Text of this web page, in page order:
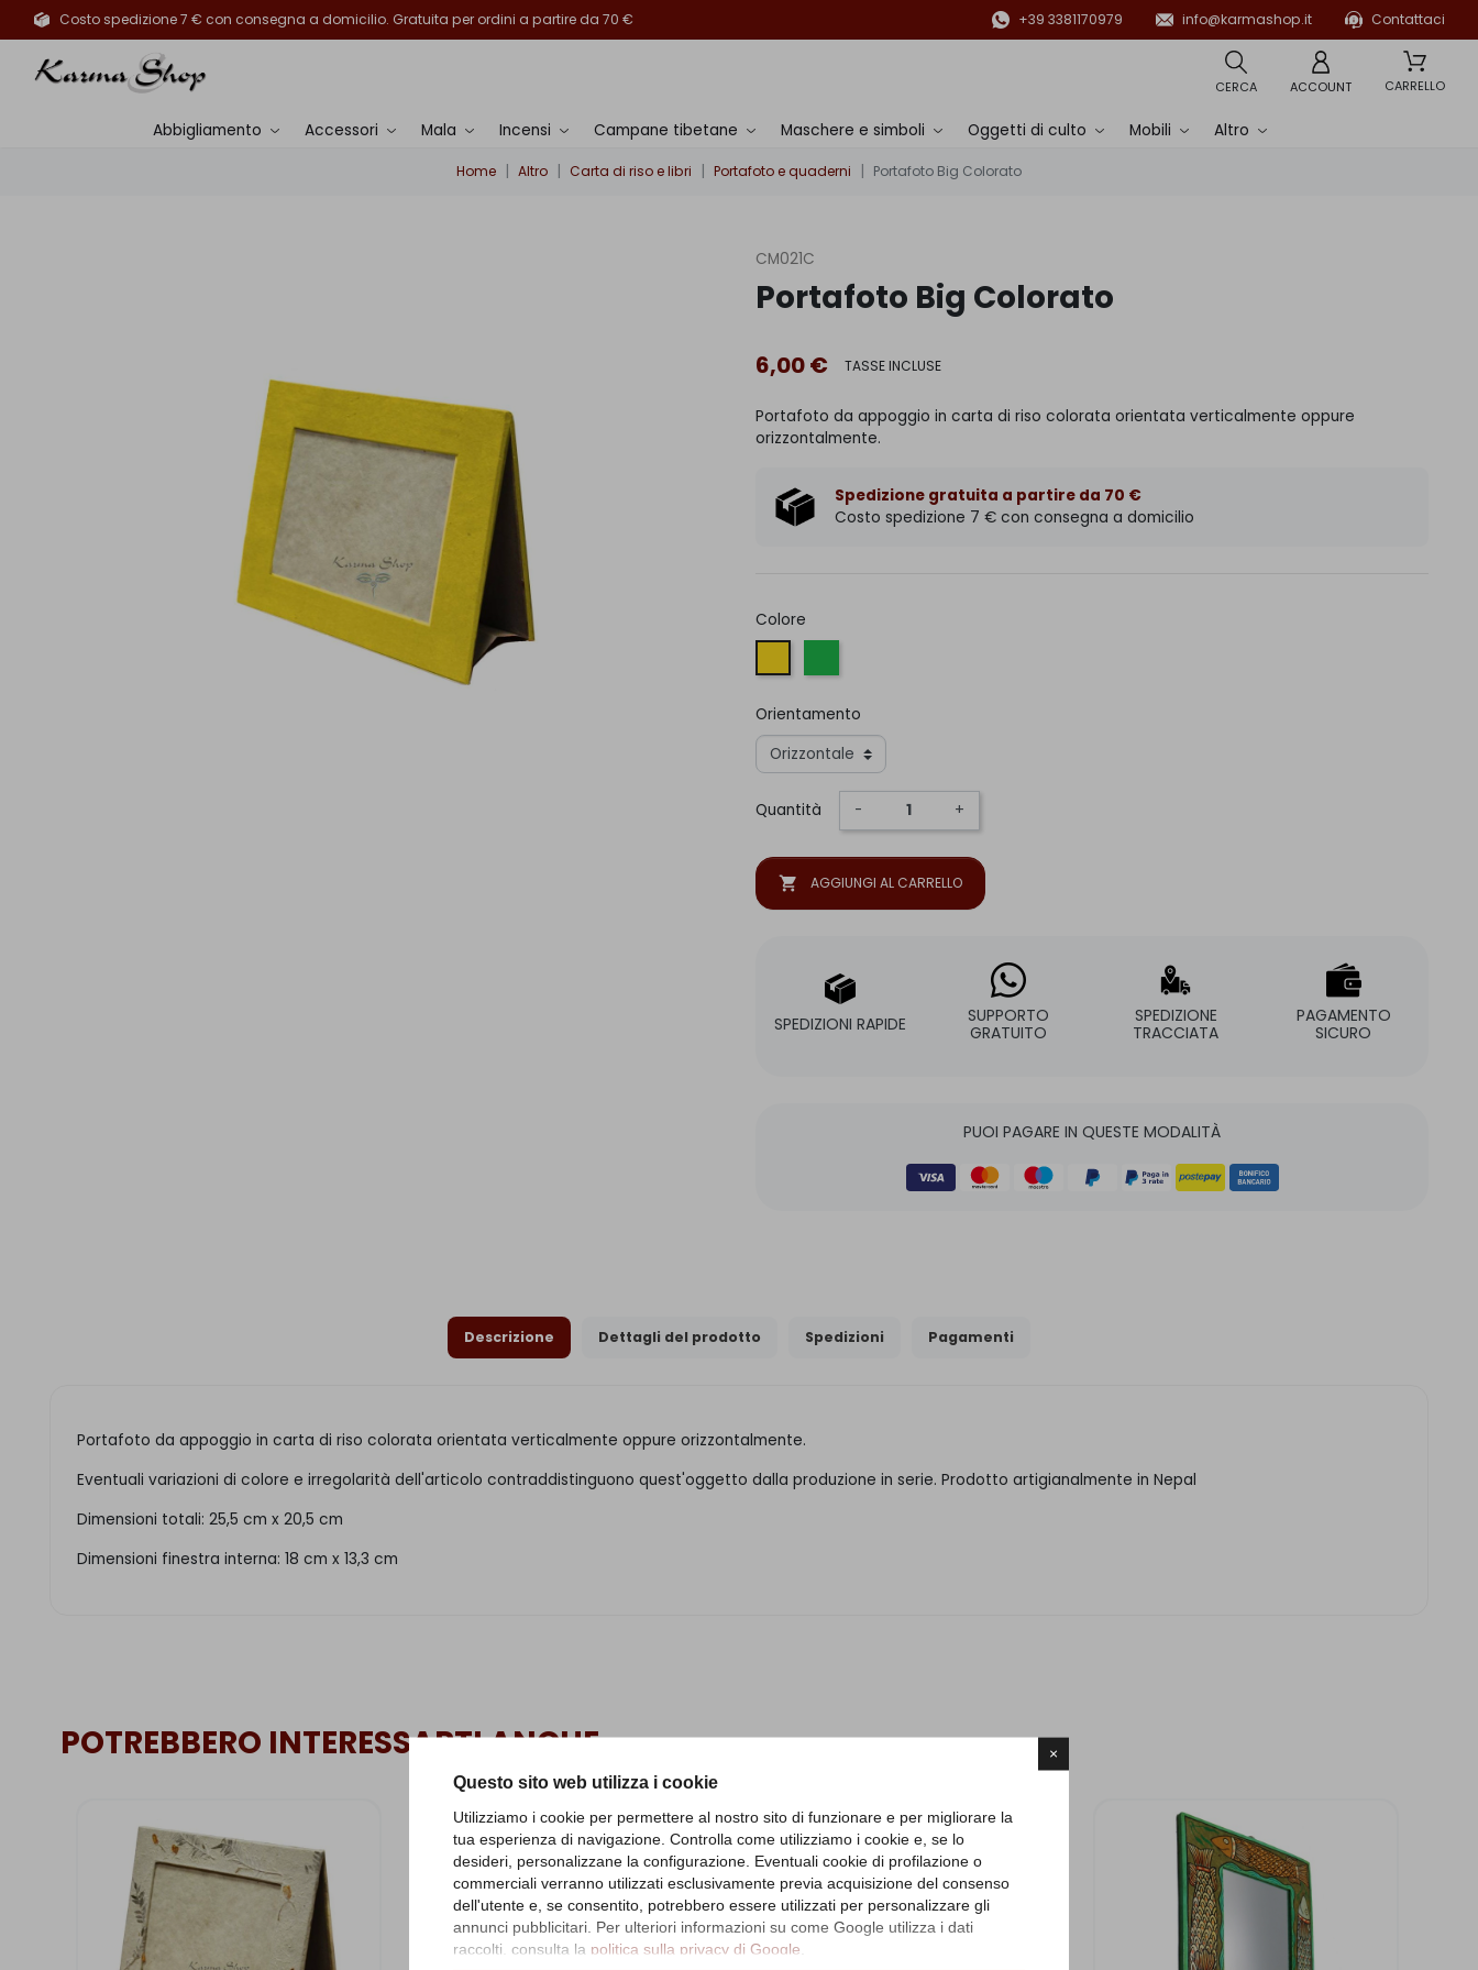
×
Questo sito web utilizza i cookie
Utilizziamo i cookie per permettere al nostro sito di funzionare e per migliorare la
tua esperienza di navigazione. Controlla come utilizziamo i cookie e, se lo
desideri, personalizzane la configurazione. Eventuali cookie di profilazione o
commerciali verranno utilizzati esclusivamente previa acquisizione del consenso
dell'utente e, se consentito, potrebbero essere utilizzati per personalizzare gli
annunci pubblicitari. Per ulteriori informazioni su come Google utilizza i dati
raccolti, consulta la politica sulla privacy di Google
Costo spedizione 7 € con consegna a domicilio. Gratuita per ordini a partire da 70 € +39 3381170979 info@karmashop.it Contattaci
CERCA ACCOUNT CARRELLO
Abbigliamento Accessori Mala Incensi Campane tibetane Maschere e simboli Oggetti di culto Mobili Altro
Home Altro Carta di riso e libri Portafoto e quaderni Portafoto Big Colorato
CM021C
Portafoto Big Colorato
6,00 € TASSE INCLUSE
Portafoto da appoggio in carta di riso colorata orientata verticalmente oppure
orizzontalmente.
Spedizione gratuita a partire da 70 €
Costo spedizione 7 € con consegna a domicilio
Colore
Giallo Scuro
Orientamento
Quantità - +
shopping_cart AGGIUNGI AL CARRELLO
SPEDIZIONI RAPIDE
SUPPORTO
GRATUITO
SPEDIZIONE
TRACCIATA
PAGAMENTO
SICURO
PUOI PAGARE IN QUESTE MODALITÀ
Descrizione Dettagli del prodotto Spedizioni Pagamenti
Portafoto da appoggio in carta di riso colorata orientata verticalmente oppure orizzontalmente.
Eventuali variazioni di colore e irregolarità dell'articolo contraddistinguono quest'oggetto dalla produzione in serie. Prodotto artigianalmente in Nepal
Dimensioni totali: 25,5 cm x 20,5 cm
Dimensioni finestra interna: 18 cm x 13,3 cm
POTREBBERO INTERESSARTI ANCHE